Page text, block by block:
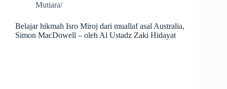
Mutiara/
Belajar hikmah Isro Miroj dari muallaf asal Australia,
Simon MacDowell – oleh Al Ustadz Zaki Hidayat